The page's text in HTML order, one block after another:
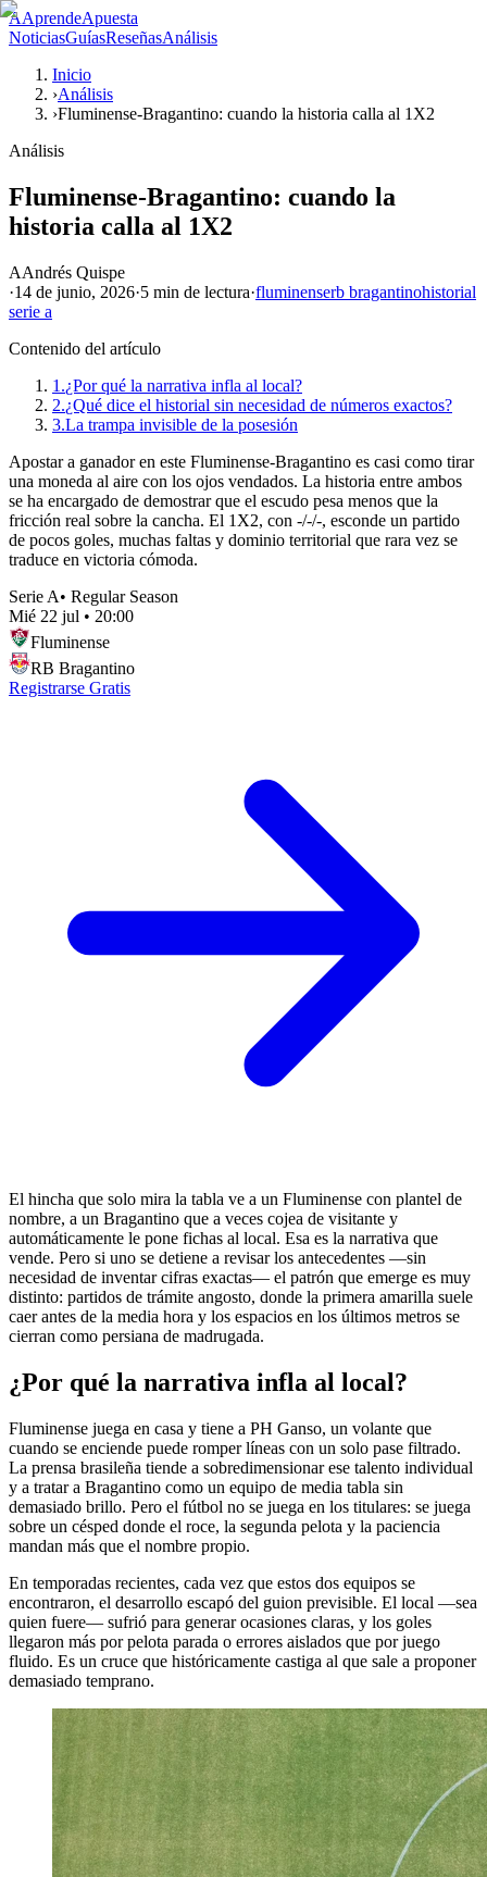
AAprendeApuesta
NoticiasGuíasReseñasAnálisis
Inicio
›Análisis
›Fluminense-Bragantino: cuando la historia calla al 1X2
Análisis
Fluminense-Bragantino: cuando la
historia calla al 1X2
AAndrés Quispe
·14 de junio, 2026·5 min de lectura·fluminenserb bragantinohistorial
serie a
Contenido del artículo
1.¿Por qué la narrativa infla al local?
2.¿Qué dice el historial sin necesidad de números exactos?
3.La trampa invisible de la posesión
Apostar a ganador en este Fluminense-Bragantino es casi como tirar
una moneda al aire con los ojos vendados. La historia entre ambos
se ha encargado de demostrar que el escudo pesa menos que la
fricción real sobre la cancha. El 1X2, con -/-/-, esconde un partido
de pocos goles, muchas faltas y dominio territorial que rara vez se
traduce en victoria cómoda.
Serie A• Regular Season
Mié 22 jul • 20:00
Fluminense
RB Bragantino
Registrarse Gratis
El hincha que solo mira la tabla ve a un Fluminense con plantel de
nombre, a un Bragantino que a veces cojea de visitante y
automáticamente le pone fichas al local. Esa es la narrativa que
vende. Pero si uno se detiene a revisar los antecedentes —sin
necesidad de inventar cifras exactas— el patrón que emerge es muy
distinto: partidos de trámite angosto, donde la primera amarilla suele
caer antes de la media hora y los espacios en los últimos metros se
cierran como persiana de madrugada.
¿Por qué la narrativa infla al local?
Fluminense juega en casa y tiene a PH Ganso, un volante que
cuando se enciende puede romper líneas con un solo pase filtrado.
La prensa brasileña tiende a sobredimensionar ese talento individual
y a tratar a Bragantino como un equipo de media tabla sin
demasiado brillo. Pero el fútbol no se juega en los titulares: se juega
sobre un césped donde el roce, la segunda pelota y la paciencia
mandan más que el nombre propio.
En temporadas recientes, cada vez que estos dos equipos se
encontraron, el desarrollo escapó del guion previsible. El local —sea
quien fuere— sufrió para generar ocasiones claras, y los goles
llegaron más por pelota parada o errores aislados que por juego
fluido. Es un cruce que históricamente castiga al que sale a proponer
demasiado temprano.